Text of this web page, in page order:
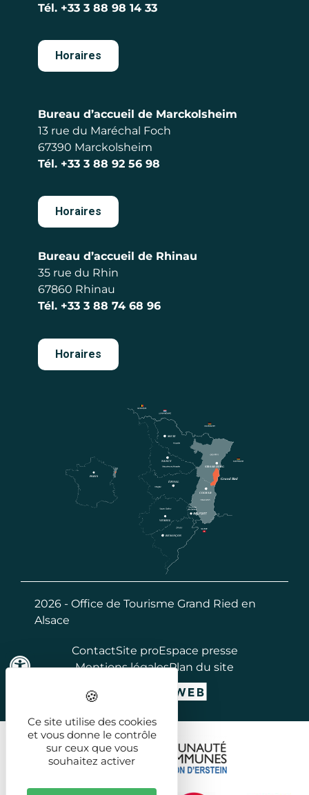
Tél. +33 3 88 98 14 33
Horaires
Bureau d’accueil de Marckolsheim
13 rue du Maréchal Foch
67390 Marckolsheim
Tél. +33 3 88 92 56 98
Horaires
Bureau d’accueil de Rhinau
35 rue du Rhin
67860 Rhinau
Tél. +33 3 88 74 68 96
Horaires
2026 - Office de Tourisme Grand Ried en
Alsace
ContactSite proEspace presse
Mentions légalesPlan du site
Ce site utilise des cookies
et vous donne le contrôle
sur ceux que vous
souhaitez activer